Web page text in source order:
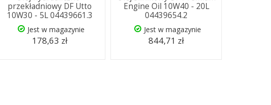
przekładniowy DF Utto
10W30 - 5L 04439661.3
Jest w magazynie
178,63 zł
Engine Oil 10W40 - 20L
04439654.2
Jest w magazynie
844,71 zł